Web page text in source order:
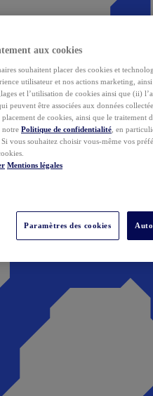
aux cookies
souhaitent placer des cookies et
utilisateur et nos actions marketing,
et l’utilisation de cookies ainsi que (ii)
peuvent être associées aux données
placement de cookies, ainsi que le traitement
notre Politique de confidentialité , en
vous souhaitez choisir vous-même vos
Mentions légales
Paramètres des cookies